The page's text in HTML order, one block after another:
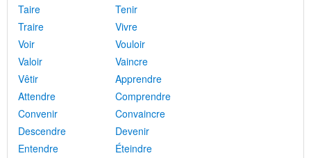
Taire
Tenir
Traire
Vivre
Voir
Vouloir
Valoir
Vaincre
Vêtir
Apprendre
Attendre
Comprendre
Convenir
Convaincre
Descendre
Devenir
Entendre
Éteindre